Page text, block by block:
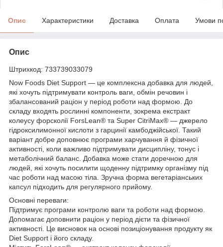
Опис Характеристики Доставка Оплата Умови
Опис
Штрихкод: 733739033079
Now Foods Diet Support — це комплексна добавка для людей,
які хочуть підтримувати контроль ваги, обмін речовин і
збалансований раціон у період роботи над формою. До
складу входять рослинні компоненти, зокрема екстракт
колеусу форсколії ForsLean® та Super CitriMax® — джерело
гідроксилимонної кислоти з гарцинії камбоджійської. Такий
варіант добре доповнює програми харчування й фізичної
активності, коли важливо підтримувати дисципліну, тонус і
метаболічний баланс. Добавка може стати доречною для
людей, які хочуть посилити щоденну підтримку організму під
час роботи над масою тіла. Зручна форма вегетаріанських
капсул підходить для регулярного прийому.
Основні переваги:
Підтримує програми контролю ваги та роботи над формою.
Допомагає доповнити раціон у період дієти та фізичної
активності. Це висновок на основі позиціонування продукту як
Diet Support і його складу.